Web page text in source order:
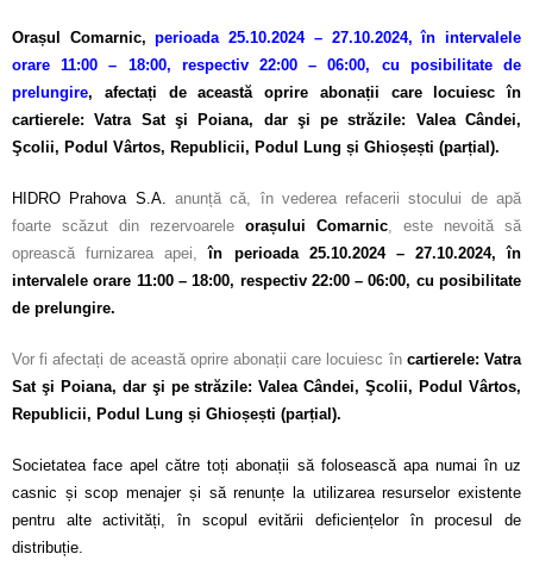
Orașul Comarnic,perioada 25.10.2024 – 27.10.2024, în intervalele
orare 11:00 – 18:00, respectiv 22:00 – 06:00, cu posibilitate de
prelungire, afectați de această oprire abonații care locuiesc în
cartierele: Vatra Sat şi Poiana, dar şi pe străzile: Valea Cândei,
Şcolii, Podul Vârtos, Republicii, Podul Lung și Ghioșești (parțial).
HIDRO Prahova S.A.
anunță că, în vederea refacerii stocului de apă
foarte scăzut din rezervoarele orașului Comarnic , este nevoită să
oprească furnizarea apei,în perioada 25.10.2024 – 27.10.2024, în
intervalele orare 11:00 – 18:00, respectiv 22:00 – 06:00, cu posibilitate
de prelungire.
Vor fi afectați de această oprire abonații care locuiesc în cartierele: Vatra
Sat şi Poiana, dar şi pe străzile: Valea Cândei, Şcolii, Podul Vârtos,
Republicii, Podul Lung și Ghioșești (parțial).
Societatea face apel către toți abonații să folosească apa numai în uz
casnic și scop menajer și să renunțe la utilizarea resurselor existente
pentru alte activități, în scopul evitării deficiențelor în procesul de
distribuție.